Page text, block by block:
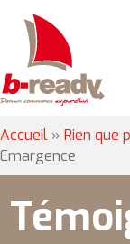
Accueil » Rien que
Emargence